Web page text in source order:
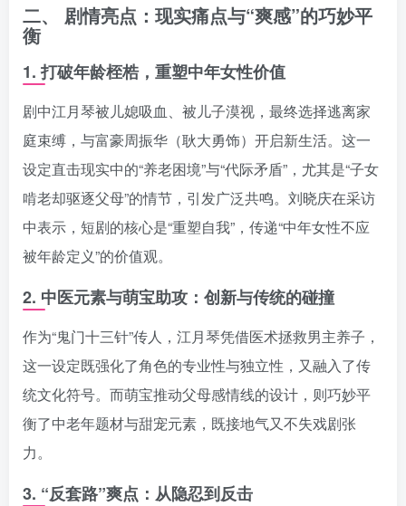
二、 剧情亮点：现实痛点与“爽感”的巧妙平
衡
1.打破年龄桎梏，重塑中年女性价值
剧中江月琴被儿媳吸血、被儿子漠视，最终选择逃离家
庭束缚，与富豪周振华（耿大勇饰）开启新生活。这一
设定直击现实中的“养老困境”与“代际矛盾”，尤其是“子女
啃老却驱逐父母”的情节，引发广泛共鸣。刘晓庆在采访
中表示，短剧的核心是“重塑自我”，传递“中年女性不应
被年龄定义”的价值观。
2. 中医元素与萌宝助攻：创新与传统的碰撞
作为“鬼门十三针”传人，江月琴凭借医术拯救男主养子，
这一设定既强化了角色的专业性与独立性，又融入了传
统文化符号。而萌宝推动父母感情线的设计，则巧妙平
衡了中老年题材与甜宠元素，既接地气又不失戏剧张
力。
3. “反套路”爽点：从隐忍到反击